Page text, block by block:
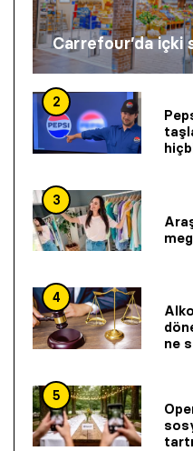
Carrefour’da içki
2
3
4
ne
5